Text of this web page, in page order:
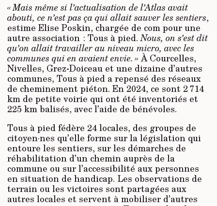
« Mais même si l’actualisation de l’Atlas avait
abouti, ce n’est pas ça qui allait sauver les sentiers,
estime Elise Poskin, chargée de com pour une
autre association : Tous à pied.Nous, on s’est dit
qu’on allait travailler au niveau micro, avec les
communes qui en avaient envie. » À Courcelles,
Nivelles, Grez-Doiceau et une dizaine d’autres
communes, Tous à pied a repensé des réseaux
de cheminement piéton. En 2024, ce sont 2 714
km de petite voirie qui ont été inventoriés et
225 km balisés, avec l’aide de bénévoles.
Tous à pied fédère 24 locales, des groupes de
citoyen·nes qu’elle forme sur la législation qui
entoure les sentiers, sur les démarches de
réhabilitation d’un chemin auprès de la
commune ou sur l’accessibilité aux personnes
en situation de handicap. Les observations de
terrain ou les victoires sont partagées aux
autres locales et servent à mobiliser d’autres